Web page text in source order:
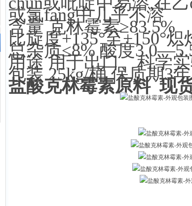
或氯fang中几乎不溶
含量 克林霉素≥83.5%
比旋度+135°至+150°
总杂质≤8% 酸度
用途 用于出口、科学
包装 25kg/桶 保质期3年
盐酸克林霉素原料 现